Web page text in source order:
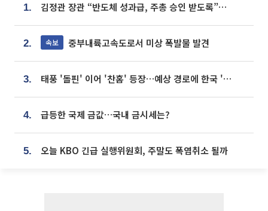
1. 김정관 장관 “반도체 성과급, 주총 승인 받도록”…상법·자본시장법 개정 시사
2. 속보 중부내륙고속도로서 미상 폭발물 발견
3. 태풍 '돌핀' 이어 '찬홈' 등장…예상 경로에 한국 '한숨'
4. 급등한 국제 금값…국내 금시세는?
5. 오늘 KBO 긴급 실행위원회, 주말도 폭염취소 될까